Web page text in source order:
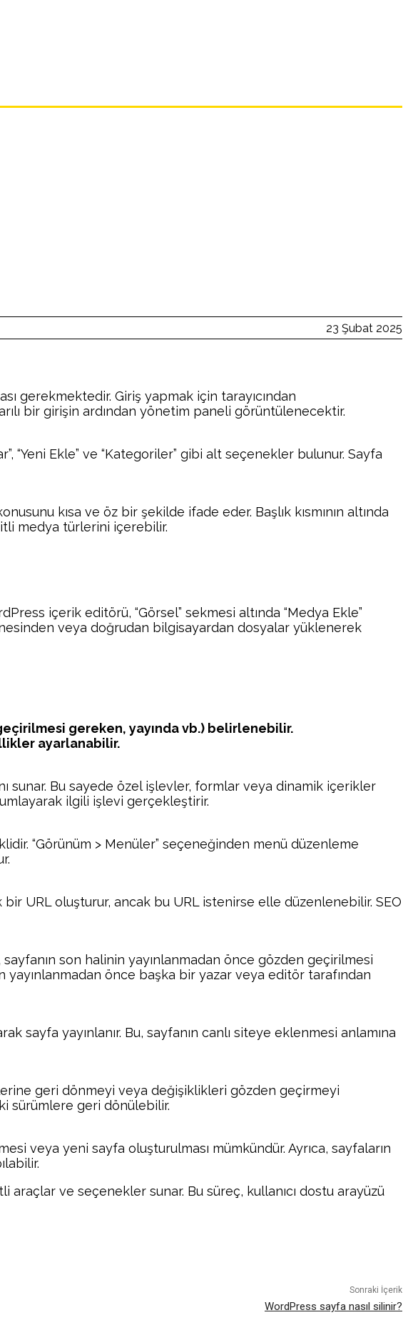
23 Şubat 2025
gerekmektedir. Giriş yapmak için tarayıcından
bir girişin ardından yönetim paneli görüntülenecektir.
“Yeni Ekle” ve “Kategoriler” gibi alt seçenekler bulunur. Sayfa
kısa ve öz bir şekilde ifade eder. Başlık kısmının altında
medya türlerini içerebilir.
içerik editörü, “Görsel” sekmesi altında “Medya Ekle”
veya doğrudan bilgisayardan dosyalar yüklenerek
gereken, yayında vb.) belirlenebilir.
ayarlanabilir.
sunar. Bu sayede özel işlevler, formlar veya dinamik içerikler
ilgili işlevi gerçekleştirir.
“Görünüm > Menüler” seçeneğinden menü düzenleme
URL oluşturur, ancak bu URL istenirse elle düzenlenebilir. SEO
son halinin yayınlanmadan önce gözden geçirilmesi
yayınlanmadan önce başka bir yazar veya editör tarafından
sayfa yayınlanır. Bu, sayfanın canlı siteye eklenmesi anlamına
geri dönmeyi veya değişiklikleri gözden geçirmeyi
sürümlere geri dönülebilir.
veya yeni sayfa oluşturulması mümkündür. Ayrıca, sayfaların
araçlar ve seçenekler sunar. Bu süreç, kullanıcı dostu arayüzü
Sonraki İçerik
WordPress sayfa nasıl silinir?